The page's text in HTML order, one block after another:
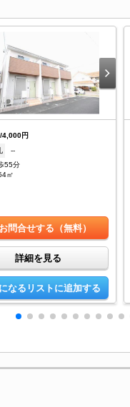
/4,000円
--
55分
㎡
お問合せする（無料）
詳細を見る
なるリストに追加する